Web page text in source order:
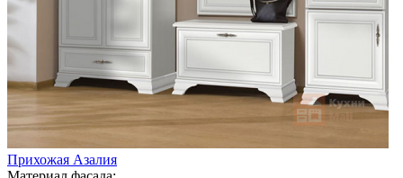
Прихожая Азалия